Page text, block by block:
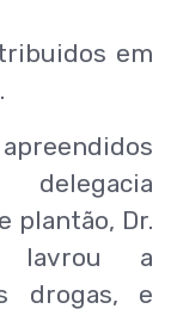
em
delegacia
plantão, Dr.
lavrou a
drogas, e